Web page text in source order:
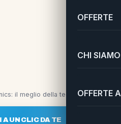
OFFERTE
CHI SIAMO
OFFERTE
Sottocosto Euronics: il meglio della tecnologia con risparmi da capogiro
UN CLIC DA TE